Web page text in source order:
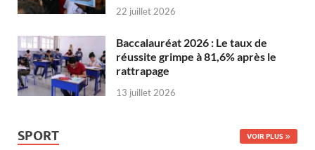
22 juillet 2026
Baccalauréat 2026 : Le taux de
réussite grimpe à 81,6% après le
rattrapage
13 juillet 2026
SPORT VOIR PLUS